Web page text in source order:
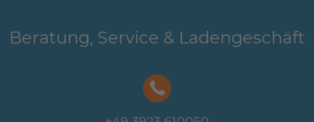
Beratung, Service & Ladengeschäft